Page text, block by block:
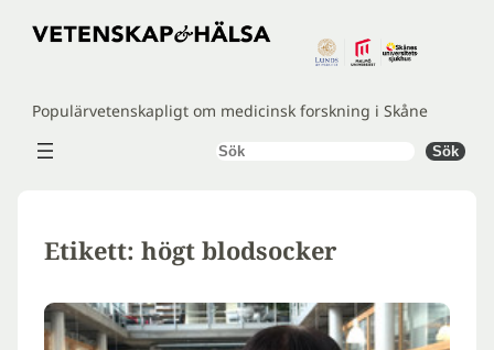
Hoppa
Populärvetenskapligt om medicinsk forskning i Skåne
Sök Sök
Etikett: högt blodsocker